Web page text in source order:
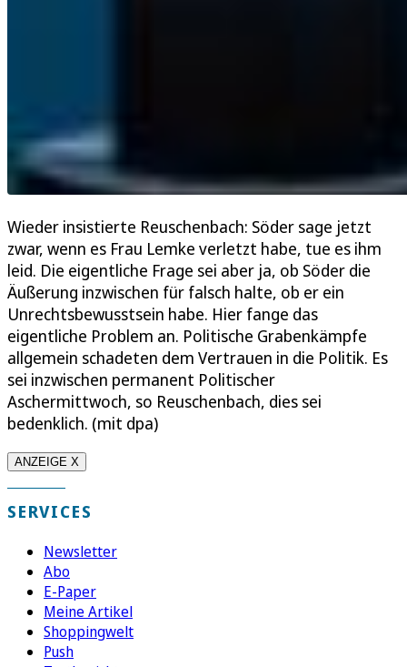
Wieder insistierte Reuschenbach: Söder sage jetzt
zwar, wenn es Frau Lemke verletzt habe, tue es ihm
leid. Die eigentliche Frage sei aber ja, ob Söder die
Äußerung inzwischen für falsch halte, ob er ein
Unrechtsbewusstsein habe. Hier fange das
eigentliche Problem an. Politische Grabenkämpfe
allgemein schadeten dem Vertrauen in die Politik. Es
sei inzwischen permanent Politischer
Aschermittwoch, so Reuschenbach, dies sei
bedenklich. (mit dpa)
ANZEIGE X
SERVICES
Newsletter
Abo
E-Paper
Meine Artikel
Shoppingwelt
Push